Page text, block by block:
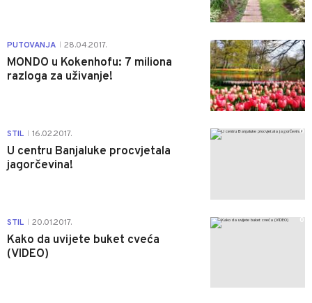
PUTOVANJA 28.04.2017.
MONDO u Kokenhofu: 7 miliona
razloga za uživanje!
0
STIL 16.02.2017.
U centru Banjaluke procvjetala
jagorčevina!
0
STIL 20.01.2017.
Kako da uvijete buket cveća
(VIDEO)
0